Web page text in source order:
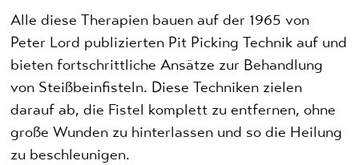
Alle diese Therapien bauen auf der 1965 von
Peter Lord publizierten Pit Picking Technik auf und
bieten fortschrittliche Ansätze zur Behandlung
von Steißbeinfisteln. Diese Techniken zielen
darauf ab, die Fistel komplett zu entfernen, ohne
große Wunden zu hinterlassen und so die Heilung
zu beschleunigen.